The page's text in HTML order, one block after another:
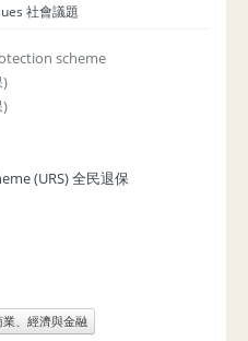
社會議題
scheme
(URS) 全民退保
、經濟與金融